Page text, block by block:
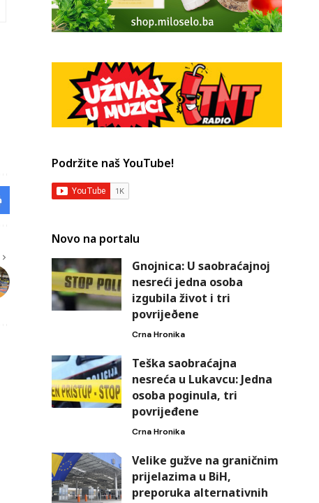
Podržite naš YouTube!
Novo na portalu
Gnojnica: U saobraćajnoj
nesreći jedna osoba
izgubila život i tri
povrijeðene
Crna Hronika
Teška saobraćajna
nesreća u Lukavcu: Jedna
osoba poginula, tri
povrijeđene
Crna Hronika
Velike gužve na graničnim
prijelazima u BiH,
preporuka alternativnih